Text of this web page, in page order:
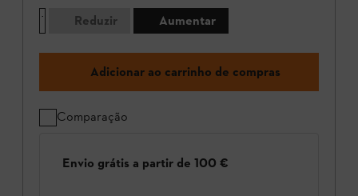
Reduzir
Aumentar
Adicionar ao carrinho de compras
Comparação
Envio grátis a partir de 100 €